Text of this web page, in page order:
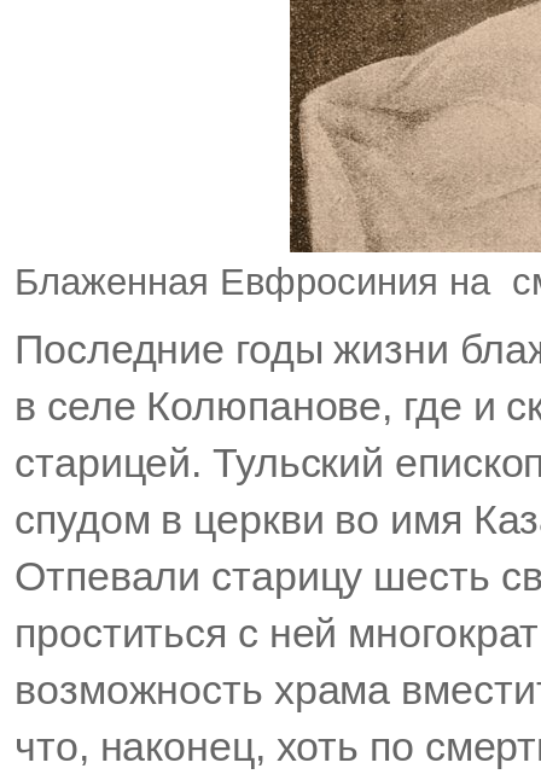
Блаженная Евфросиния на
Последние годы жизни
в селе Колюпанове, где и
старицей. Тульский
спудом в церкви во имя
Отпевали старицу шесть
проститься с ней
возможность храма
что, наконец, хоть по